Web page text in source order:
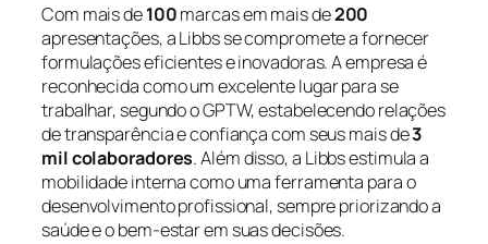
Com mais de100marcas em mais de200
apresentações, a Libbs se compromete a fornecer
formulações eficientes e inovadoras. A empresa é
reconhecida como um excelente lugar para se
trabalhar, segundo o GPTW, estabelecendo relações
de transparência e confiança com seus mais de3
mil colaboradores. Além disso, a Libbs estimula a
mobilidade interna como uma ferramenta para o
desenvolvimento profissional, sempre priorizando a
saúde e o bem-estar em suas decisões.